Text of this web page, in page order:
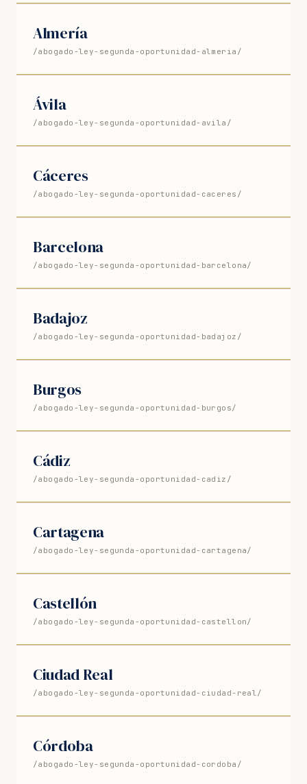
Almería
/abogado-ley-segunda-oportunidad-almeria/
Ávila
/abogado-ley-segunda-oportunidad-avila/
Cáceres
/abogado-ley-segunda-oportunidad-caceres/
Barcelona
/abogado-ley-segunda-oportunidad-barcelona/
Badajoz
/abogado-ley-segunda-oportunidad-badajoz/
Burgos
/abogado-ley-segunda-oportunidad-burgos/
Cádiz
/abogado-ley-segunda-oportunidad-cadiz/
Cartagena
/abogado-ley-segunda-oportunidad-cartagena/
Castellón
/abogado-ley-segunda-oportunidad-castellon/
Ciudad Real
/abogado-ley-segunda-oportunidad-ciudad-real/
Córdoba
/abogado-ley-segunda-oportunidad-cordoba/